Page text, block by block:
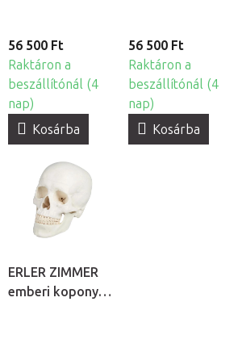
56 500 Ft
Raktáron a
beszállítónál (4
nap)
Kosárba
56 500 Ft
Raktáron a
beszállítónál (4
nap)
Kosárba
ERLER ZIMMER
emberi koponya